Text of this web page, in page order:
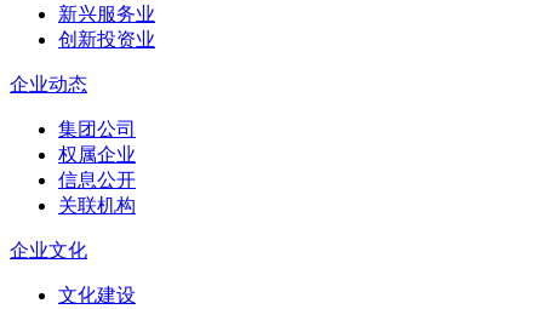
新兴服务业
创新投资业
企业动态
集团公司
权属企业
信息公开
关联机构
企业文化
文化建设